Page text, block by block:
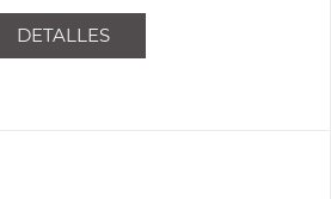
DETALLES